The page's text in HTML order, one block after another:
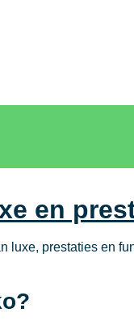
en
prestaties en